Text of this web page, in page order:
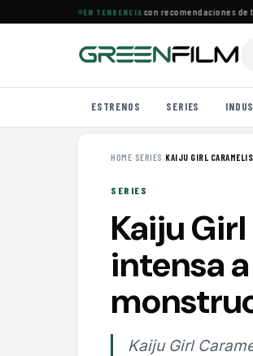
EN TENDENCIA
estrenos llegan a Prime Video con recomendaciones de
ESTRENOS SERIES
HOME› SERIES ›KAIJU GIRL
SERIES
Kaiju
intensa
Kaiju Girl